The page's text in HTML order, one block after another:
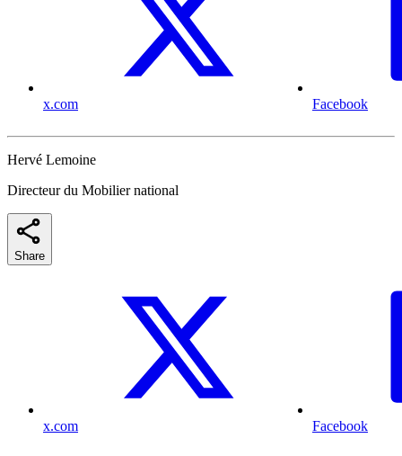
x.com Facebook
Hervé Lemoine
Directeur du Mobilier national
Share
x.com Facebook